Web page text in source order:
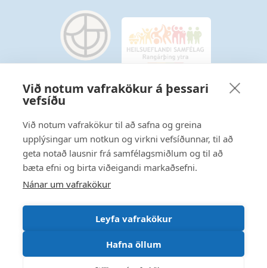
Við notum vafrakökur á þessari
vefsíðu
Við notum vafrakökur til að safna og greina
upplýsingar um notkun og virkni vefsíðunnar, til að
geta notað lausnir frá samfélagsmiðlum og til að
bæta efni og birta viðeigandi markaðsefni.
Nánar um vafrakökur
Leyfa vafrakökur
Hafna öllum
Starfsmannavefur
Hafðu samband
Ritstjórnarstefna
Fylgstu með á Facebook